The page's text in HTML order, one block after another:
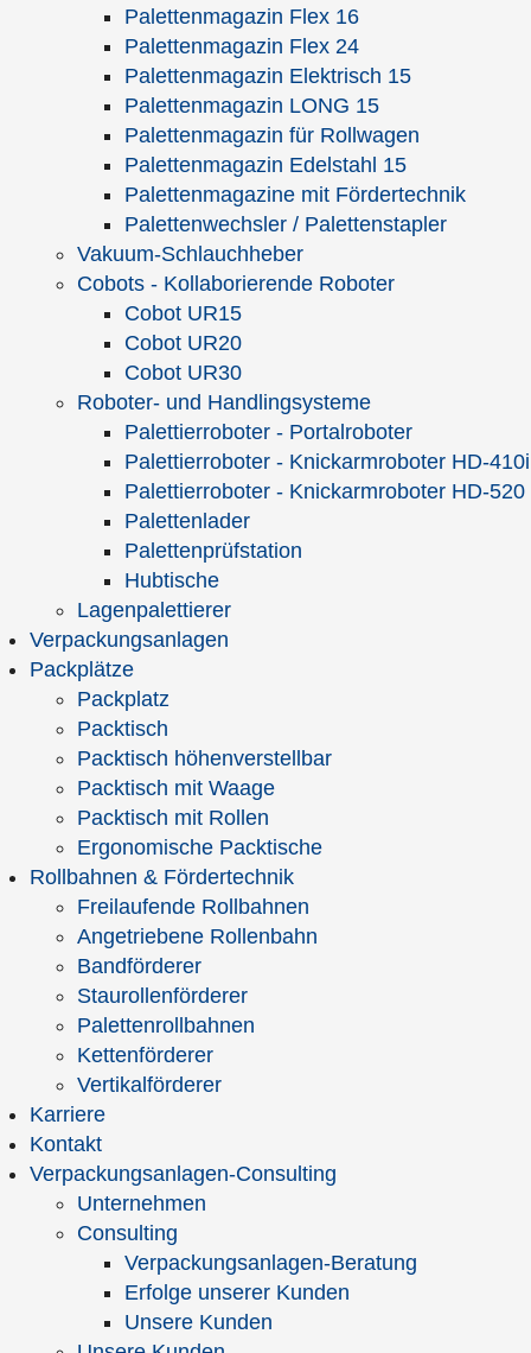
Palettenmagazin Flex 16
Palettenmagazin Flex 24
Palettenmagazin Elektrisch 15
Palettenmagazin LONG 15
Palettenmagazin für Rollwagen
Palettenmagazin Edelstahl 15
Palettenmagazine mit Fördertechnik
Palettenwechsler / Palettenstapler
Vakuum-Schlauchheber
Cobots - Kollaborierende Roboter
Cobot UR15
Cobot UR20
Cobot UR30
Roboter- und Handlingsysteme
Palettierroboter - Portalroboter
Palettierroboter - Knickarmroboter HD-410i
Palettierroboter - Knickarmroboter HD-520
Palettenlader
Palettenprüfstation
Hubtische
Lagenpalettierer
Verpackungsanlagen
Packplätze
Packplatz
Packtisch
Packtisch höhenverstellbar
Packtisch mit Waage
Packtisch mit Rollen
Ergonomische Packtische
Rollbahnen & Fördertechnik
Freilaufende Rollbahnen
Angetriebene Rollenbahn
Bandförderer
Staurollenförderer
Palettenrollbahnen
Kettenförderer
Vertikalförderer
Karriere
Kontakt
Verpackungsanlagen-Consulting
Unternehmen
Consulting
Verpackungsanlagen-Beratung
Erfolge unserer Kunden
Unsere Kunden
Palettenmagazin 15
Edelstahl
Vollautomatisches
Palettenmagazin
Vollautomatisches
Palettenmagazin
Palettenmagazin 15 Elektro
Seit 1803:Deutschlands ältester Spezialist für
Verpackungsmaschinen und Verpackungstechnik
Hagenauer+Denk KG
Albert-Denk-Str. 2
D-87509 Immenstadt im Allgäu
info@hagenauer-denk.de
www.hagenauer-denk.de
Sie haben Fragen zu unseren Produkten und
Dienstleistungen?
Dann rufen Sie uns an unter
oder schreiben Sie uns eine E-Mail über das
Kontaktformular.